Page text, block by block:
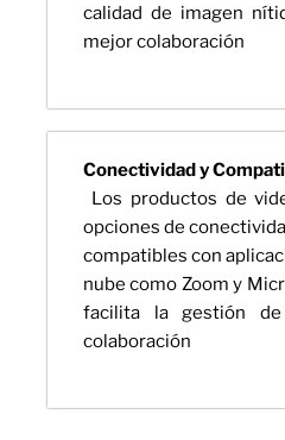
calidad de imagen
mejor colaboración
Conectividad y
Los productos de
opciones de
compatibles con
nube como Zoom y
facilita la gestión
colaboración